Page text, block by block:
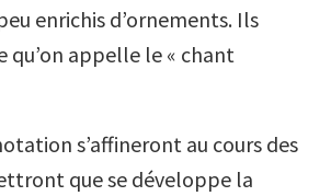
enrichis d’ornements. Ils
qu’on appelle le « chant
s’affineront au cours des
que se développe la